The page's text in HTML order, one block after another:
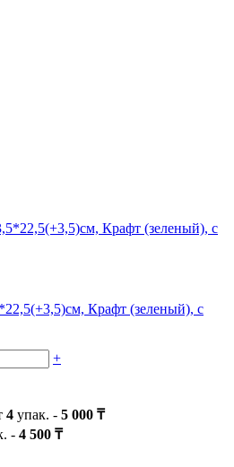
Крафт (зеленый), с
+
4 упак. - 5 000 ₸
- 4 500 ₸